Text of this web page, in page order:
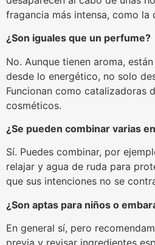
fragancia más intensa, como la
¿Son iguales que un perfume?
No. Aunque tienen aroma,
desde lo energético, no solo
Funcionan como catalizadoras
cosméticos.
¿Se pueden combinar varias
Sí. Puedes combinar, por
relajar y agua de ruda para
que sus intenciones no se
¿Son aptas para niños o
En general sí, pero